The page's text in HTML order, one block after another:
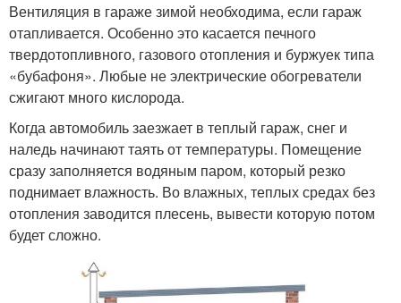
Вентиляция в гараже зимой необходима, если гараж
отапливается. Особенно это касается печного
твердотопливного, газового отопления и буржуек типа
«бубафоня». Любые не электрические обогреватели
сжигают много кислорода.
Когда автомобиль заезжает в теплый гараж, снег и
наледь начинают таять от температуры. Помещение
сразу заполняется водяным паром, который резко
поднимает влажность. Во влажных, теплых средах без
отопления заводится плесень, вывести которую потом
будет сложно.